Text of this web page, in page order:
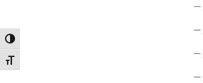
Attiva/disattiva alto contrasto
Attiva/disattiva dimensione testo
—
—
—
—